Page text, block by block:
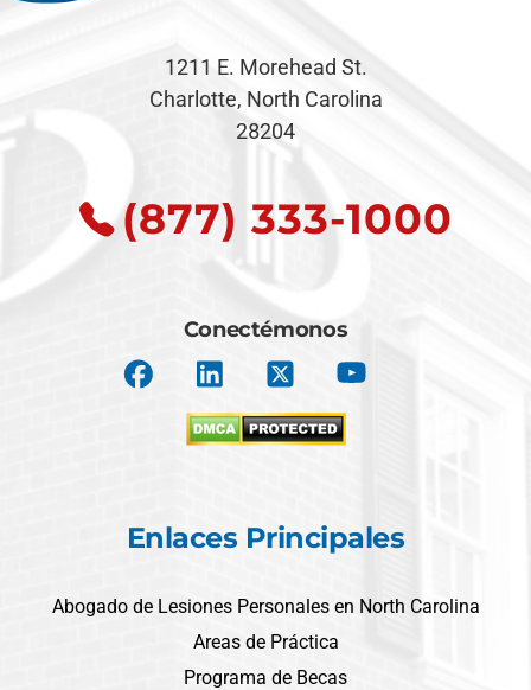
1211 E. Morehead St.
Charlotte, North Carolina
28204
(877) 333-1000
Conectémonos
Enlaces Principales
Abogado de Lesiones Personales en North Carolina
Areas de Práctica
Programa de Becas